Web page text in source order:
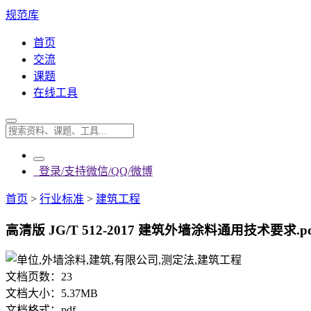
规范库
首页
交流
课题
在线工具
登录/支持微信/QQ/微博
首页 > 行业标准 > 建筑工程
高清版 JG/T 512-2017 建筑外墙涂料通用技术要求
文档页数： 23
文档大小： 5.37MB